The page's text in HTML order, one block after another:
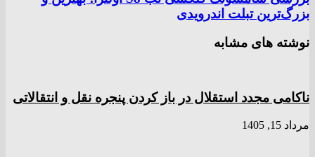
بزرگ‌ترین تبلت اندرویدی
نوشته های مشابه
ناکامی مجدد استقلال در باز کردن پنجره نقل و انتقالاتی
مرداد 15, 1405